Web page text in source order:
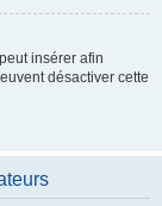
insérer afin
désactiver cette